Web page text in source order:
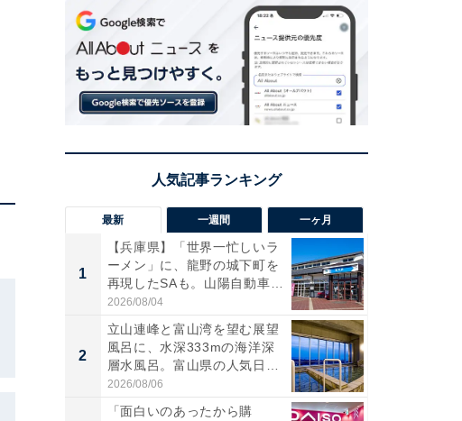
最新 一週間 一ヶ月
1
【兵庫県】「世界一忙しいラ
ーメン」に、龍野の城下町を
再現したSAも。山陽自動車
道...
2026/08/04
2
立山連峰と富山湾を望む展望
風呂に、水深333mの海洋深
層水風呂。富山県の人気日
帰...
2026/08/06
「面白いのあったから購